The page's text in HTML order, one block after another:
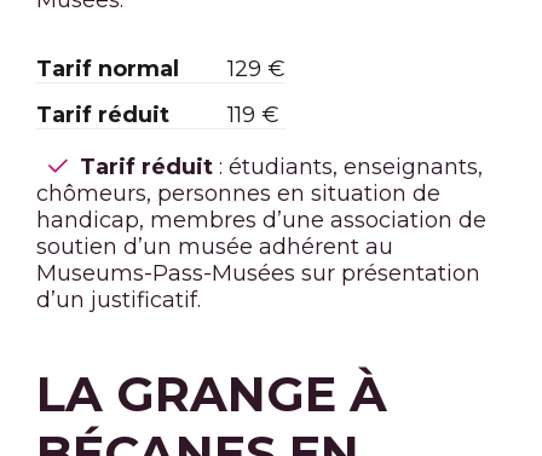
Tarif normal
129 €
Tarif réduit
119 €
Tarif réduit : étudiants, enseignants,
chômeurs, personnes en situation de
handicap, membres d’une association de
soutien d’un musée adhérent au
Museums-Pass-Musées sur présentation
d’un justificatif.
LA GRANGE À